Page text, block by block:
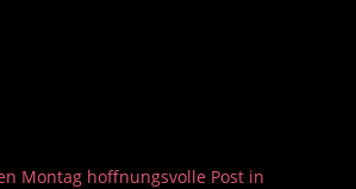
Montag hoffnungsvolle Post in